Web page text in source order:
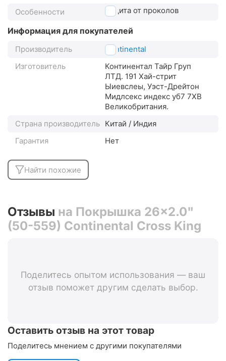
Особенности защита от проколов
Информация для покупателей
Производитель
Continental
Изготовитель
Континентал Тайр Груп
ЛТД. 191 Хай-стрит
Ыиевслеы, Уэст-Дрейтон
Мидлсекс индекс уб7 7XВ
Великобритания.
Страна производитель Китай / Индия
Гарантия
Нет
Найти похожие
Отзывы на Покрышка 26x2.0"
(50-559) Continental Cross King
Поделитесь опытом использования — ваш
отзыв поможет другим сделать выбор.
Оставить отзыв на этот товар
Поделитесь мнением с другими покупателями